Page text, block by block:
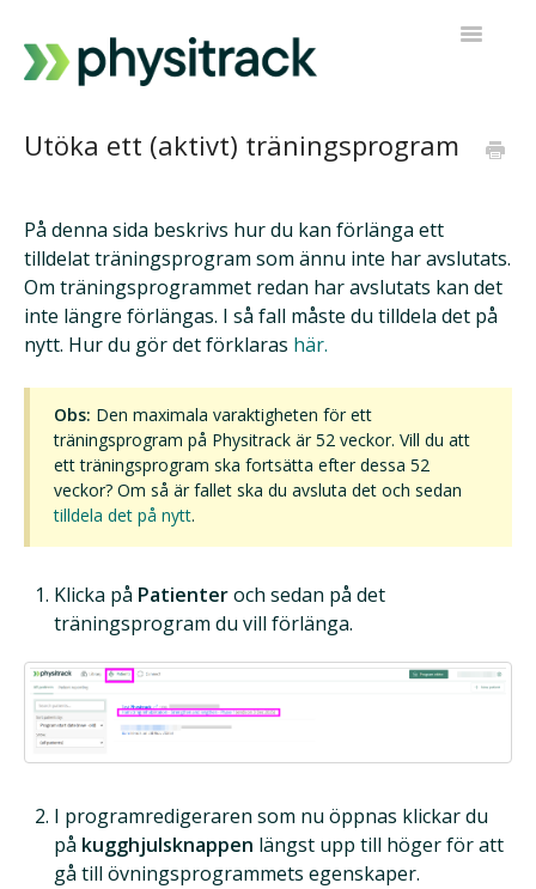
Toggle
Kontakta support
Utöka ett (aktivt) träningsprogram
På denna sida beskrivs hur du kan förlänga ett
tilldelat träningsprogram som ännu inte har avslutats.
Om träningsprogrammet redan har avslutats kan det
inte längre förlängas. I så fall måste du tilldela det på
nytt. Hur du gör det förklaras här.
Obs: Den maximala varaktigheten för ett
träningsprogram på Physitrack är 52 veckor. Vill du att
ett träningsprogram ska fortsätta efter dessa 52
veckor? Om så är fallet ska du avsluta det och sedan
tilldela det på nytt.
Klicka på Patienteroch sedan på det
träningsprogram du vill förlänga.
I programredigeraren som nu öppnas klickar du
på kugghjulsknappen längst upp till höger för att
gå till övningsprogrammets egenskaper.